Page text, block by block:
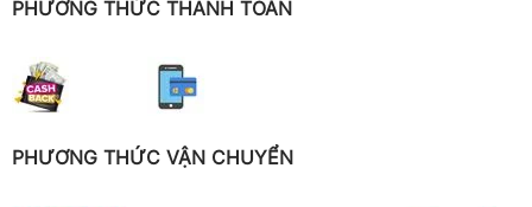
PHƯƠNG THỨC THANH TOÁN
PHƯƠNG THỨC VẬN CHUYỂN